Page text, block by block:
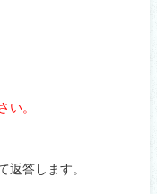
い。
返答します。